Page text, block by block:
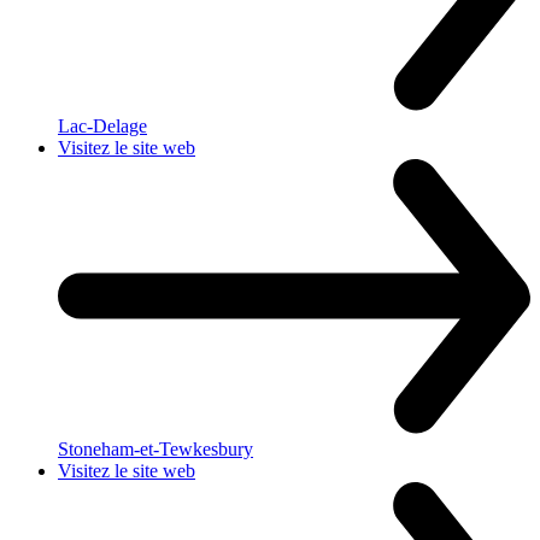
Lac-Delage
Visitez le site web
Stoneham-et-Tewkesbury
Visitez le site web